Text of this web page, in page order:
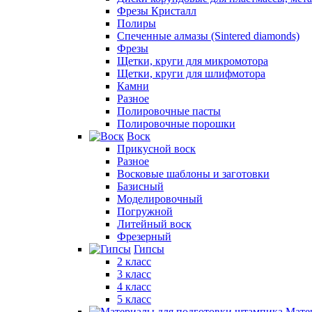
Фрезы Кристалл
Полиры
Спеченные алмазы (Sintered diamonds)
Фрезы
Щетки, круги для микромотора
Щетки, круги для шлифмотора
Камни
Разное
Полировочные пасты
Полировочные порошки
Воск
Прикусной воск
Разное
Восковые шаблоны и заготовки
Базисный
Моделировочный
Погружной
Литейный воск
Фрезерный
Гипсы
2 класс
3 класс
4 класс
5 класс